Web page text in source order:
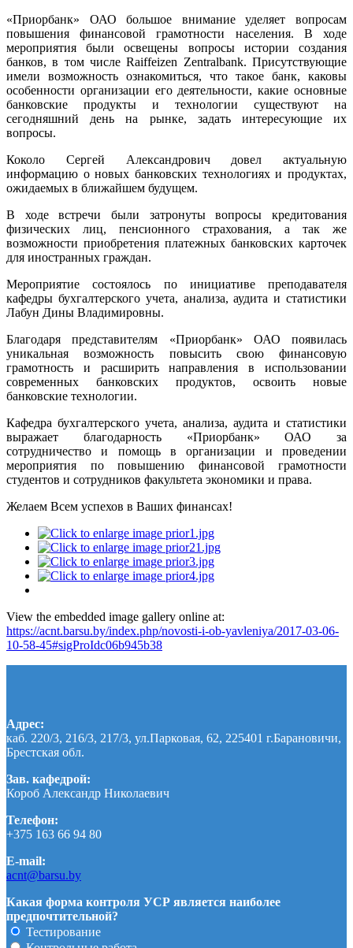
«Приорбанк» ОАО большое внимание уделяет вопросам
повышения финансовой грамотности населения. В ходе
мероприятия были освещены вопросы истории создания
банков, в том числе Raiffeizen Zentralbank. Присутствующие
имели возможность ознакомиться, что такое банк, каковы
особенности организации его деятельности, какие основные
банковские продукты и технологии существуют на
сегодняшний день на рынке, задать интересующие их
вопросы.
Коколо Сергей Александрович довел актуальную
информацию о новых банковских технологиях и продуктах,
ожидаемых в ближайшем будущем.
В ходе встречи были затронуты вопросы кредитования
физических лиц, пенсионного страхования, а так же
возможности приобретения платежных банковских карточек
для иностранных граждан.
Мероприятие состоялось по инициативе преподавателя
кафедры бухгалтерского учета, анализа, аудита и статистики
Лабун Дины Владимировны.
Благодаря представителям «Приорбанк» ОАО появилась
уникальная возможность повысить свою финансовую
грамотность и расширить направления в использовании
современных банковских продуктов, освоить новые
банковские технологии.
Кафедра бухгалтерского учета, анализа, аудита и статистики
выражает благодарность «Приорбанк» ОАО за
сотрудничество и помощь в организации и проведении
мероприятия по повышению финансовой грамотности
студентов и сотрудников факультета экономики и права.
Желаем Всем успехов в Ваших финансах!
View the embedded image gallery online at:
https://acnt.barsu.by/index.php/novosti-i-ob-yavleniya/2017-03-06-
10-58-45#sigProIdc06b945b38
Адрес:
каб. 220/3, 216/3, 217/3, ул.Парковая, 62, 225401 г.Барановичи,
Брестская обл.
Зав. кафедрой:
Короб Александр Николаевич
Телефон:
+375 163 66 94 80
E-mail:
acnt@barsu.by
Какая форма контроля УСР является наиболее
предпочтительной?
Тестирование